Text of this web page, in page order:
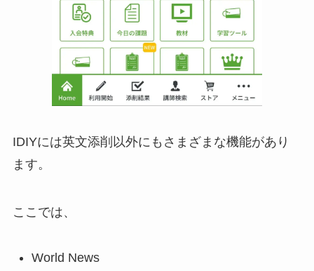
IDIYには英文添削以外にもさまざまな機能があり
ます。
ここでは、
World News